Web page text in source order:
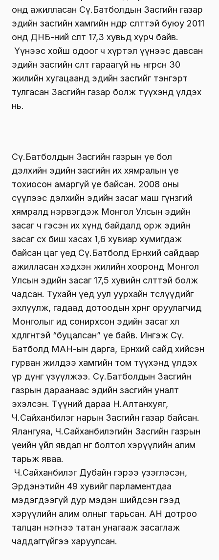
онд ажилласан Сү.Батболдын Засгийн газар
эдийн засгийн хамгийн өндөр өсөлттэй буюу 2011
онд ДНБ-ний өсөлт 17,3 хувьд хүрч байв.
Үүнээс хойш одоог ч хүртэл үүнээс давсан
эдийн засгийн өсөлт гараагүй нь өнгөрсөн 30
жилийн хугацаанд эдийн засгийг тэнгэрт
тулгасан Засгийн газар болж түүхэнд үлдэх
нь.
Сү.Батболдын Засгийн газрын үе бол
дэлхийн эдийн засгийн их хямралын үе
тохиосон амаргүй үе байсан. 2008 оны
сүүлээс дэлхийн эдийн засаг маш гүнзгий
хямралд нэрвэгдэж Монгол Улсын эдийн
засаг ч гэсэн их хүнд байдалд орж эдийн
засаг өсөх биш хасах 1,6 хувиар хумигдаж
байсан цаг үед Сү.Батболд Ерөнхий сайдаар
ажилласан хэдхэн жилийн хооронд Монгол
Улсын эдийн засаг 17,5 хувийн өсөлттэй болж
чадсан. Тухайн үед уул уурхайн төслүүдийг
эхлүүлж, гадаад дотоодын хөрөнгө оруулагчид
Монголыг ид сонирхсон эдийн засаг хөл
хөдөлгөөнтэй “буцалсан” үе байв. Ингэж Сү.
Батболд МАН-ын дарга, Ерөнхий сайд хийсэн
гурван жилдээ хамгийн том түүхэнд үлдэх
үр дүнг үзүүлжээ. Сү.Батболдын Засгийн
газрын дараанаас эдийн засгийн уналт
эхэлсэн. Түүний дараа Н.Алтанхуяг,
Ч.Сайханбилэг нарын Засгийн газар байсан.
Ялангуяа, Ч.Сайханбилэгийн Засгийн газрын
үеийн үйл явдал өнөөг болтол хэрүүлийн алим
тарьж яваа.
Ч.Сайханбилэг Дубайн гэрээ үзэглэсэн,
Эрдэнэтийн 49 хувийг парламентдаа
мэдэгдээгүй дур мэдэн шийдсэн гээд
хэрүүлийн алим олныг тарьсан. АН дотроо
талцан нэгнээ татан унагааж засаглаж
чаддаггүйгээ харуулсан.